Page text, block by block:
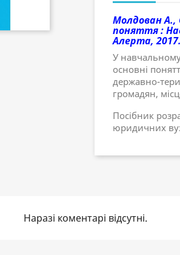
Молдован А.,
поняття :
Алерта,
У
основні
державно-
громадян,
Посібник
юридичних
Наразі коментарі відсутні.